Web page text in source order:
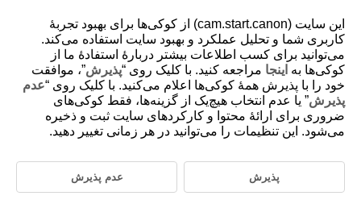
D233-067
Displaying Images
settings ] tab in [
این سایت (cam.start.canon) از کوکی‌ها برای بهبود تجربۀ
کاربری شما و تحلیل عملکرد و بهبود سایت استفاده می‌کند.
می‌توانید برای کسب اطلاعات بیشتر دربارۀ استفادۀ ما از
کوکی‌ها به اینجا مراجعه کنید. با کلیک روی “پذیرش”، موافقت
خود را با پذیرش همۀ کوکی‌ها اعلام می‌کنید. با کلیک روی “عدم
پذیرش” یا عدم انتخاب هیچ‌یک از گزینه‌ها، فقط کوکی‌های
ضروری برای ارائۀ محتوا و کارکردهای سایت ثبت و ذخیره
می‌شود. این تنظیمات را می‌توانید در هر زمانی تغییر دهید.
پذیرش عدم پذیرش